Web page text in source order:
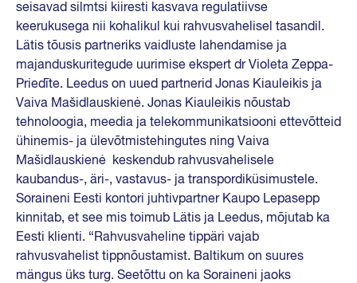
seisavad silmtsi kiiresti kasvava regulatiivse
keerukusega nii kohalikul kui rahvusvahelisel tasandil.
Lätis tõusis partneriks vaidluste lahendamise ja
majanduskuritegude uurimise ekspert dr Violeta Zeppa-
Priedīte. Leedus on uued partnerid Jonas Kiauleikis ja
Vaiva Mašidlauskienė. Jonas Kiauleikis nõustab
tehnoloogia, meedia ja telekommunikatsiooni ettevõtteid
ühinemis- ja ülevõtmistehingutes ning Vaiva
Mašidlauskienė keskendub rahvusvahelisele
kaubandus-, äri-, vastavus- ja transpordiküsimustele.
Soraineni Eesti kontori juhtivpartner Kaupo Lepasepp
kinnitab, et see mis toimub Lätis ja Leedus, mõjutab ka
Eesti klienti. “Rahvusvaheline tippäri vajab
rahvusvahelist tippnõustamist. Baltikum on suures
mängus üks turg. Seetõttu on ka Soraineni jaoks